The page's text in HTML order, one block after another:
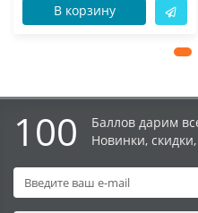
В корзину
100
Баллов дарим
Новинки,